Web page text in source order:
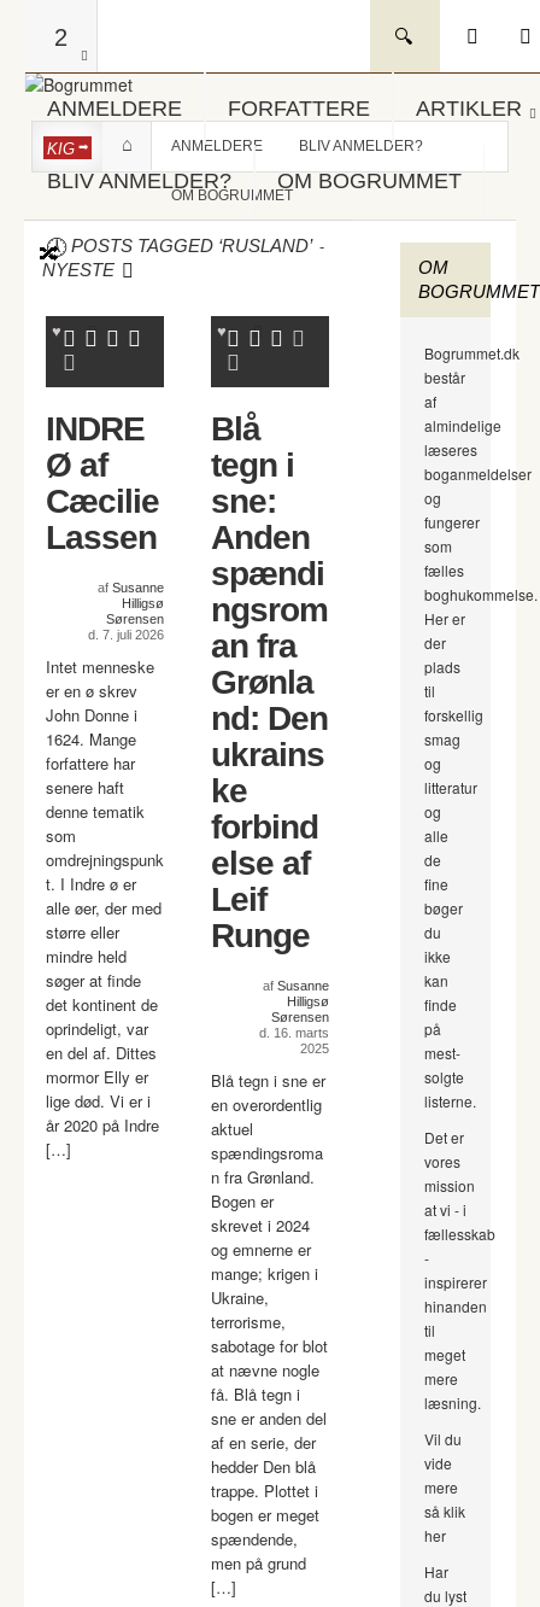
2
ANMELDERE FORFATTERE ARTIKLER
BLIV ANMELDER? OM BOGRUMMET
KIG ANMELDERE BLIV ANMELDER?
OM BOGRUMMET
POSTS TAGGED ‘RUSLAND’ -
NYESTE
INDRE
Ø af
Cæcilie
Lassen
af Susanne
Hilligsø
Sørensen
d. 7. juli 2026
Intet menneske
er en ø skrev
John Donne i
1624. Mange
forfattere har
senere haft
denne tematik
som
omdrejningspunk
t. I Indre ø er
alle øer, der med
større eller
mindre held
søger at finde
det kontinent de
oprindeligt, var
en del af. Dittes
mormor Elly er
lige død. Vi er i
år 2020 på Indre
[…]
Blå
tegn i
sne:
Anden
spændi
ngsrom
an fra
Grønla
nd: Den
ukrains
ke
forbind
else af
Leif
Runge
af Susanne
Hilligsø
Sørensen
d. 16. marts
2025
Blå tegn i sne er
en overordentlig
aktuel
spændingsroma
n fra Grønland.
Bogen er
skrevet i 2024
og emnerne er
mange; krigen i
Ukraine,
terrorisme,
sabotage for blot
at nævne nogle
få. Blå tegn i
sne er anden del
af en serie, der
hedder Den blå
trappe. Plottet i
bogen er meget
spændende,
men på grund
[…]
OM
BOGRUMMET
Bogrummet.dk
består
af
almindelige
læseres
boganmeldelser
og
fungerer
som
fælles
boghukommelse.
Her er
der
plads
til
forskellig
smag
og
litteratur
og
alle
de
fine
bøger
du
ikke
kan
finde
på
mest-
solgte
listerne.
Det er
vores
mission
at vi - i
fællesskab
-
inspirerer
hinanden
til
meget
mere
læsning.
Vil du
vide
mere
så klik
her
Har
du lyst